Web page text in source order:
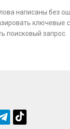
написаны без
ключевые
поисковый запрос.